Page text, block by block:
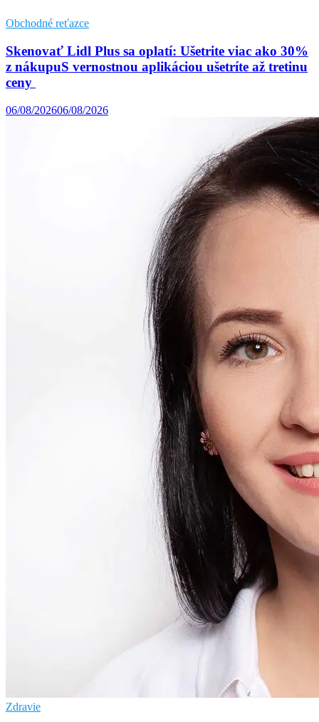
Obchodné reťazce
Skenovať Lidl Plus sa oplatí: Ušetrite viac ako 30%
z nákupuS vernostnou aplikáciou ušetríte až tretinu
ceny
06/08/202606/08/2026
Zdravie